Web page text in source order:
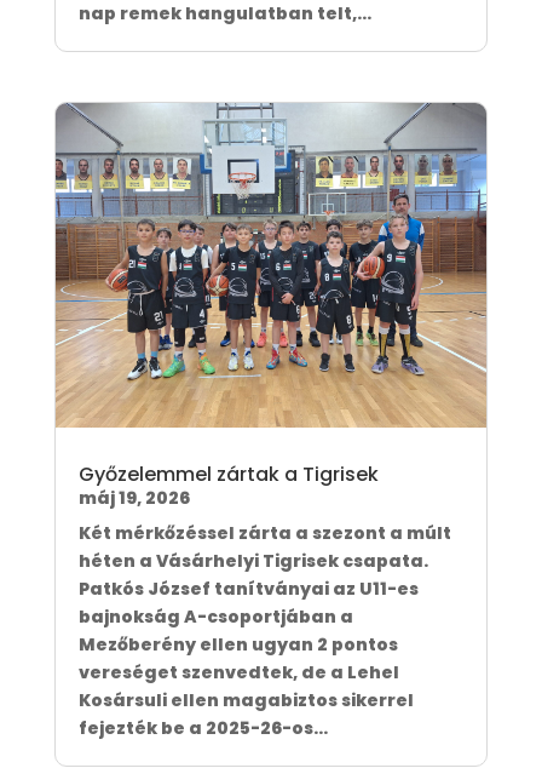
nap remek hangulatban telt,...
Győzelemmel zártak a Tigrisek
máj 19, 2026
Két mérkőzéssel zárta a szezont a múlt
héten a Vásárhelyi Tigrisek csapata.
Patkós József tanítványai az U11-es
bajnokság A-csoportjában a
Mezőberény ellen ugyan 2 pontos
vereséget szenvedtek, de a Lehel
Kosársuli ellen magabiztos sikerrel
fejezték be a 2025-26-os...